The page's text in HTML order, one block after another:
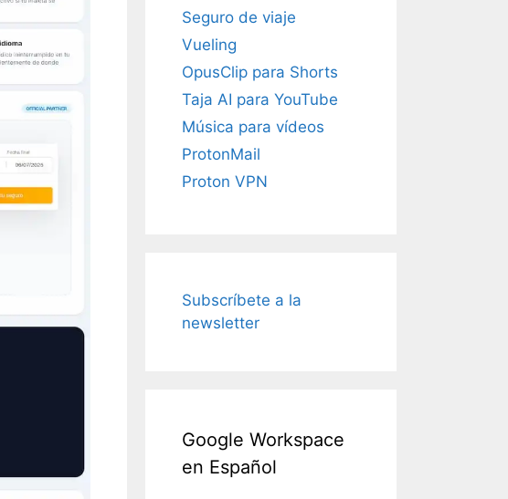
Seguro de viaje
Vueling
OpusClip para Shorts
Taja AI para YouTube
Música para vídeos
ProtonMail
Proton VPN
Subscríbete a la
newsletter
Google Workspace
en Español